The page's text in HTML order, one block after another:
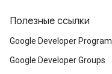
Полезные ссылки
Google Developer Program
Google Developer Groups